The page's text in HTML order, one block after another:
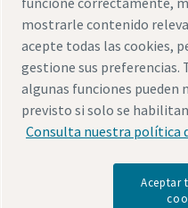
Aviso legal y aviso de
AccesibilidadMapa del sitio
© 2026 Atlas Copco AB
mostrarle contenido
acepte todas las cookies,
gestione sus preferencias.
algunas funciones pueden
previsto si solo se
Consulta nuestra política
Aceptar